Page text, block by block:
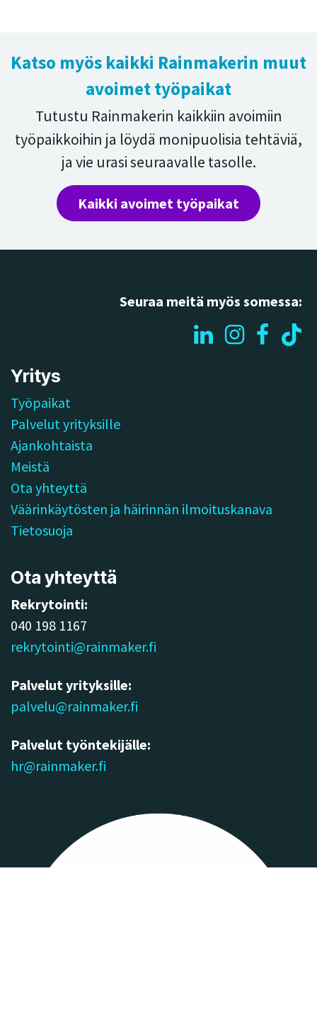
Katso myös kaikki Rainmakerin muut
avoimet työpaikat
Tutustu Rainmakerin kaikkiin avoimiin
työpaikkoihin ja löydä monipuolisia tehtäviä,
ja vie urasi seuraavalle tasolle.
Kaikki avoimet työpaikat
Seuraa meitä myös somessa:
Yritys
Työpaikat
Palvelut yrityksille
Ajankohtaista
Meistä
Ota yhteyttä
Väärinkäytösten ja häirinnän ilmoituskanava
Tietosuoja
Ota yhteyttä
Rekrytointi:
040 198 1167
rekrytointi@rainmaker.fi
Palvelut yrityksille:
palvelu@rainmaker.fi
Palvelut työntekijälle:
hr@rainmaker.fi